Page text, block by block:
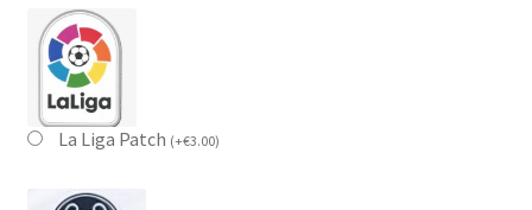
La Liga Patch (+€3.00)